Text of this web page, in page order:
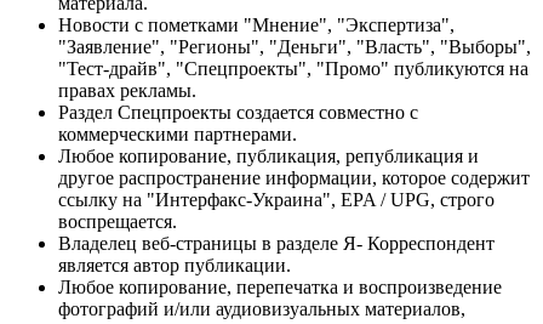
Новости с пометками "Мнение", "Экспертиза",
"Заявление", "Регионы", "Деньги", "Власть", "Выборы",
"Тест-драйв", "Спецпроекты", "Промо" публикуются на
правах рекламы.
Раздел Спецпроекты создается совместно с
коммерческими партнерами.
Любое копирование, публикация, републикация и
другое распространение информации, которое содержит
ссылку на "Интерфакс-Украина", EPA / UPG, строго
воспрещается.
Владелец веб-страницы в разделе Я- Корреспондент
является автор публикации.
Любое копирование, перепечатка и воспроизведение
фотографий и/или аудиовизуальных материалов,